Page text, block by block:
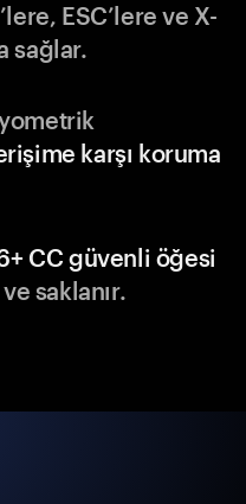
ESC’lere ve X-
sağlar.
karşı koruma
CC güvenli öğesi
saklanır.